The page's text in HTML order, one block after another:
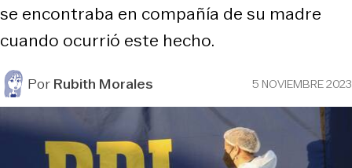
se encontraba en compañía de su madre
cuando ocurrió este hecho.
PorRubith Morales 5 NOVIEMBRE 2023